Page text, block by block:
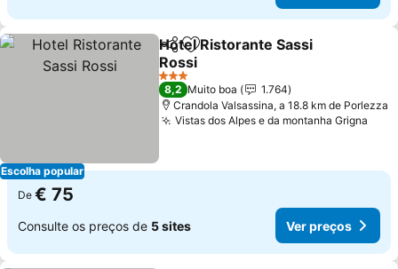
Escolha popular
PartilharAdicionar aos favoritos
Hotel Ristorante Sassi
Rossi
3 Estrelas
8,2 Muito boa
1.764
Crandola Valsassina, a 18.8 km de Porlezza
Vistas dos Alpes e da montanha Grigna
De € 75
Consulte os preços de 5 sites Ver preços